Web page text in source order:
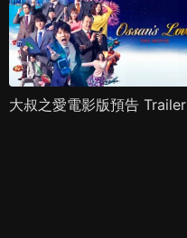
大叔之愛電影版預告 Trailer